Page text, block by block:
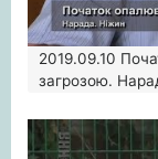
2019.09.10
загрозою.